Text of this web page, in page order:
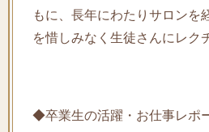
もに、長年にわたりサロンを
を惜しみなく生徒さんにレク
◆卒業生の活躍・お仕事レポ